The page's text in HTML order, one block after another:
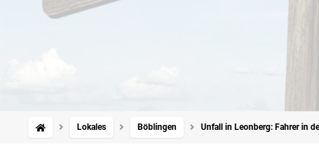
Lokales Böblingen Unfall in Leonberg: Fahrer in